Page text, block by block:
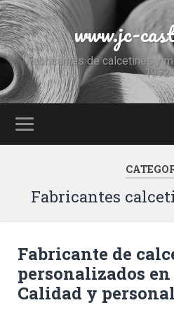
www.jc-
Fabricantes de calcetines y
1972
Fabricantes
Fabricante de
personalizados en
Calidad y